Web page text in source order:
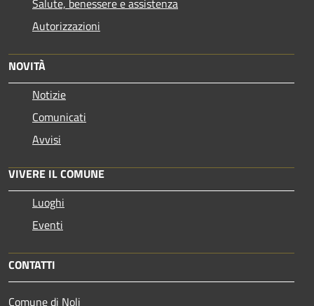
Salute, benessere e assistenza
Autorizzazioni
NOVITÀ
Notizie
Comunicati
Avvisi
VIVERE IL COMUNE
Luoghi
Eventi
CONTATTI
Comune di Noli